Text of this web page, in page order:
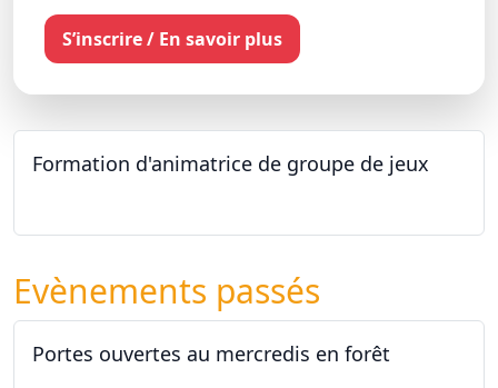
S’inscrire / En savoir plus
Formation d'animatrice de groupe de jeux
Evènements passés
Portes ouvertes au mercredis en forêt